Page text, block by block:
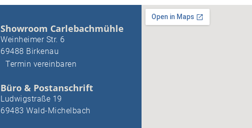
Showroom Carlebachmühle
Weinheimer Str. 6
69488 Birkenau
Termin vereinbaren
Büro & Postanschrift
Ludwigstraße 19
69483 Wald-Michelbach